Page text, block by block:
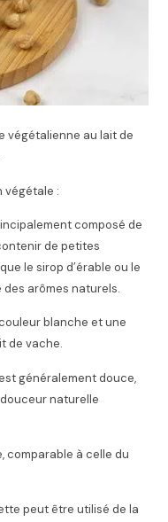
végétalienne au lait de
végétale :
composé de
de petites
le sirop d’érable ou le
des arômes naturels.
blanche et une
de vache.
généralement douce,
naturelle
comparable à celle du
peut être utilisé de la